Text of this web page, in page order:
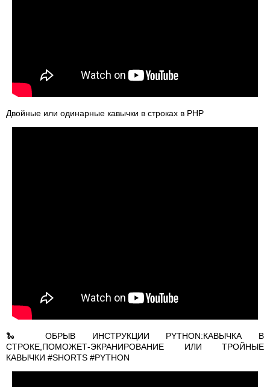
Двойные или одинарные кавычки в строках в PHP
🐍 ОБРЫВ ИНСТРУКЦИИ PYTHON:КАВЫЧКА В
СТРОКЕ,ПОМОЖЕТ-ЭКРАНИРОВАНИЕ ИЛИ ТРОЙНЫЕ
КАВЫЧКИ #SHORTS #PYTHON